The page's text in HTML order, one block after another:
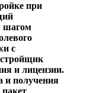
при
шагом
с
и лицензии.
и получения